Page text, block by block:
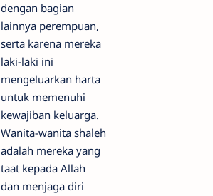
dengan bagian
lainnya perempuan,
serta karena mereka
laki-laki ini
mengeluarkan harta
untuk memenuhi
kewajiban keluarga.
Wanita-wanita shaleh
adalah mereka yang
taat kepada Allah
dan menjaga diri